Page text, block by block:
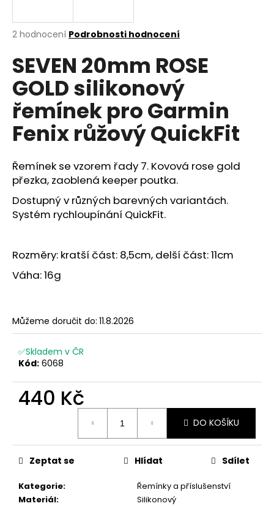
Průměrné
produktu
je
4,5
z
5
hvězdiček.
2 hodnocení Podrobnosti hodnocení
SEVEN 20mm ROSE
GOLD silikonový
řemínek pro Garmin
Fenix růžový QuickFit
Řemínek se vzorem řady 7. Kovová rose gold
přezka, zaoblená keeper poutka.
Dostupný v různých barevných variantách.
Systém rychloupínání QuickFit.
Rozměry: kratší část: 8,5cm, delší část: 11cm
Váha: 16g
Můžeme doručit do: 11.8.2026
✅Skladem v ČR
Kód: 6068
440 Kč
DO KOŠÍKU
Kategorie:
Řemínky a příslušenství
Materiál:
Silikonový
Zeptat se Hlídat Sdílet
j
t
?
HLEDAT
D
o
p
r
u
č
e
m